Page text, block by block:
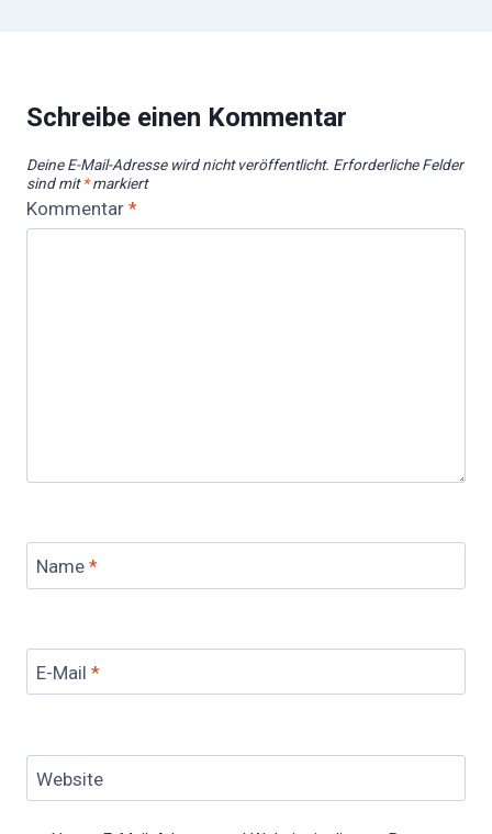
Schreibe einen Kommentar
Deine E-Mail-Adresse wird nicht veröffentlicht. Erforderliche Felder
sind mit*markiert
Kommentar *
Name *
E-Mail *
Website